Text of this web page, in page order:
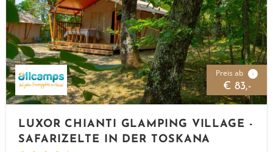
Preis ab i
€ 83,-
LUXOR CHIANTI GLAMPING VILLAGE -
SAFARIZELTE IN DER TOSKANA